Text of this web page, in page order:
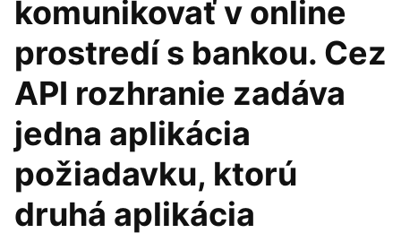
komunikovať v online
prostredí s bankou. Cez
API rozhranie zadáva
jedna aplikácia
požiadavku, ktorú
druhá aplikácia